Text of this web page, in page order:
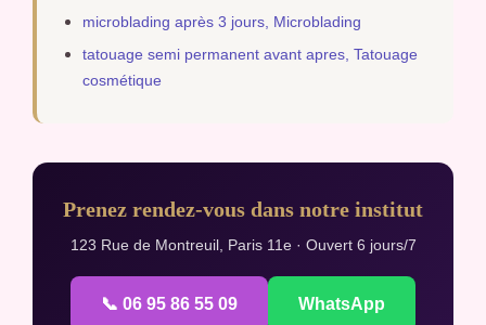
microblading après 3 jours, Microblading
tatouage semi permanent avant apres, Tatouage
cosmétique
Prenez rendez-vous dans notre institut
123 Rue de Montreuil, Paris 11e · Ouvert 6 jours/7
📞 06 95 86 55 09 WhatsApp